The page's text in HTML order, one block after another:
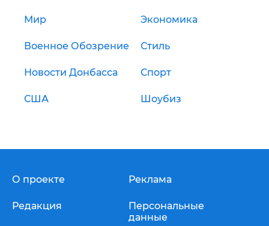
Мир Экономика
Военное Обозрение Стиль
Новости Донбасса Спорт
США Шоубиз
О проекте
Редакция
Реклама
Персональные
данные